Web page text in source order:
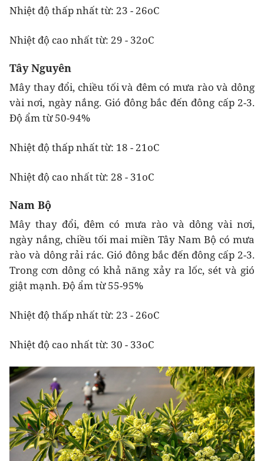
Nhiệt độ thấp nhất từ: 23 - 26oC
Nhiệt độ cao nhất từ: 29 - 32oC
Tây Nguyên
Mây thay đổi, chiều tối và đêm có mưa rào và dông
vài nơi, ngày nắng. Gió đông bắc đến đông cấp 2-3.
Độ ẩm từ 50-94%
Nhiệt độ thấp nhất từ: 18 - 21oC
Nhiệt độ cao nhất từ: 28 - 31oC
Nam Bộ
Mây thay đổi, đêm có mưa rào và dông vài nơi,
ngày nắng, chiều tối mai miền Tây Nam Bộ có mưa
rào và dông rải rác. Gió đông bắc đến đông cấp 2-3.
Trong cơn dông có khả năng xảy ra lốc, sét và gió
giật mạnh. Độ ẩm từ 55-95%
Nhiệt độ thấp nhất từ: 23 - 26oC
Nhiệt độ cao nhất từ: 30 - 33oC